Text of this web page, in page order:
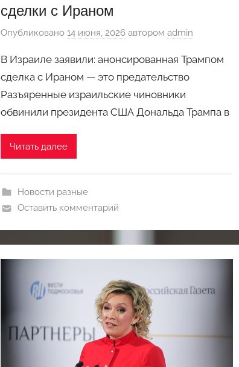
сделки с Ираном
Опубликовано14 июня, 2026 авторомadmin
В Израиле заявили: анонсированная Трампом
сделка с Ираном — это предательство
Разъяренные израильские чиновники
обвинили президента США Дональда Трампа в
Читать далее
Новости разные
Оставить комментарий